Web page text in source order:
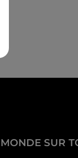
SUR